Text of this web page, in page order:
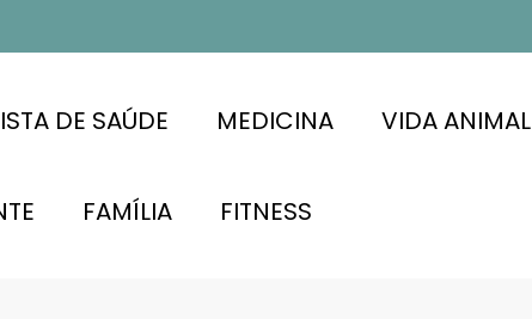
DE SAÚDE MEDICINA VIDA ANIMAL
FAMÍLIA FITNESS